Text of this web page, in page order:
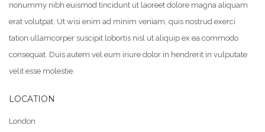
nonummy nibh euismod tincidunt ut laoreet dolore magna aliquam
erat volutpat. Ut wisi enim ad minim veniam, quis nostrud exerci
tation ullamcorper suscipit lobortis nisl ut aliquip ex ea commodo
consequat. Duis autem vel eum iriure dolor in hendrerit in vulputate
velit esse molestie.
LOCATION
London